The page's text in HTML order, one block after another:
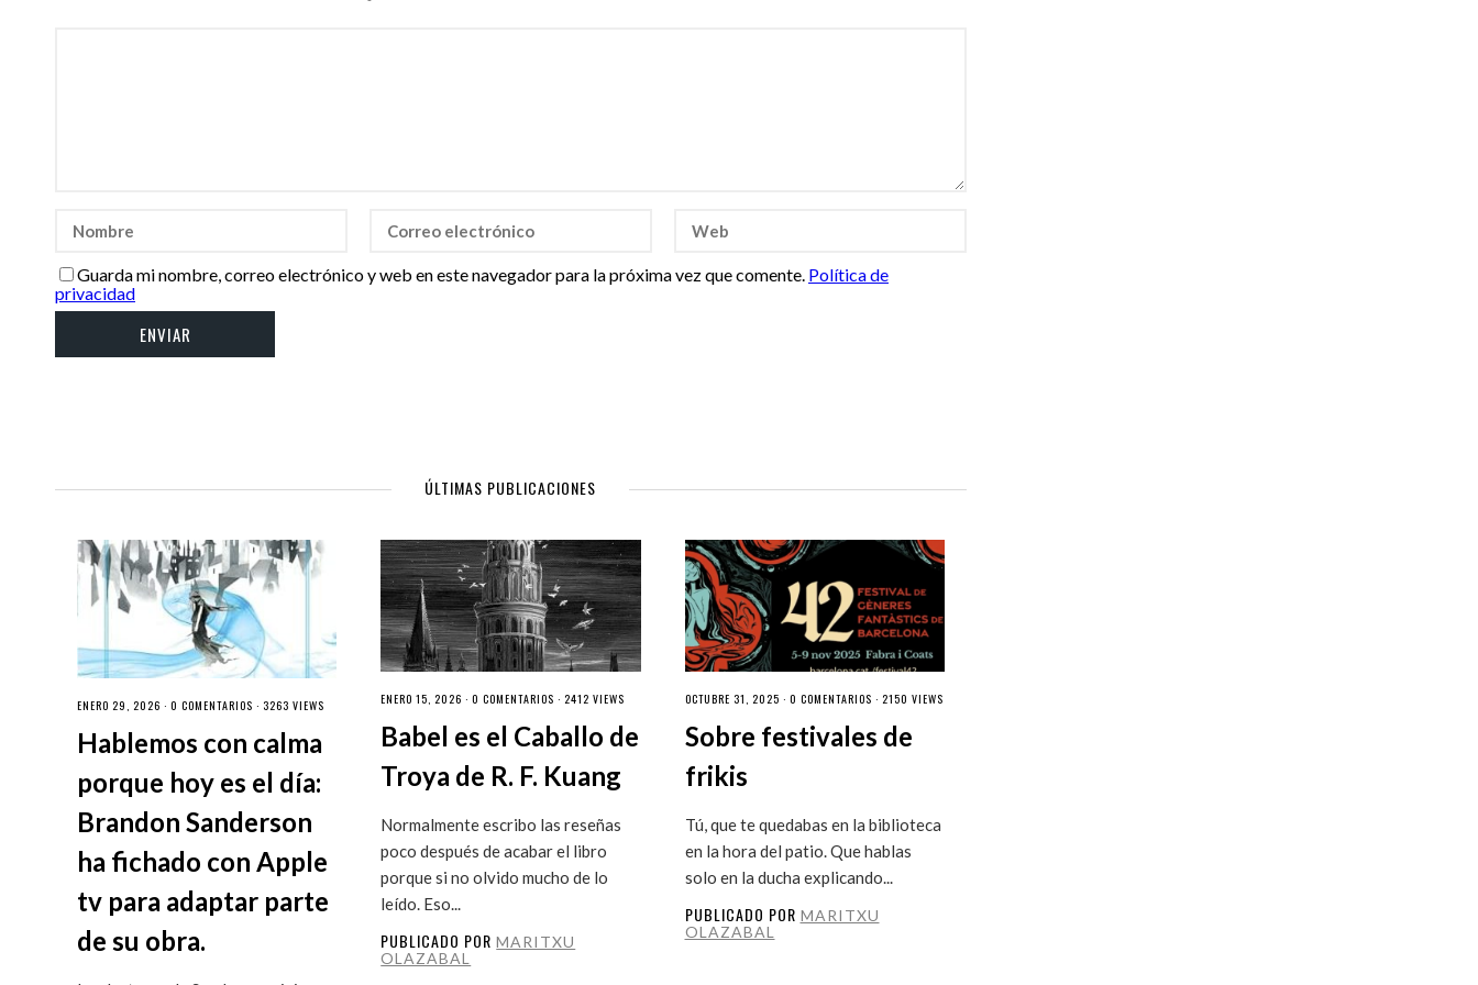
Guarda mi nombre, correo electrónico y web en este navegador para la próxima vez que comente. Política de
privacidad
ÚLTIMAS PUBLICACIONES
ENERO 29, 2026 · 0 COMENTARIOS · 3263 VIEWS
Hablemos con calma
porque hoy es el día:
Brandon Sanderson
ha fichado con Apple
tv para adaptar parte
de su obra.
ENERO 15, 2026 ·0 COMENTARIOS · 2412 VIEWS
Babel es el Caballo de
Troya de R. F. Kuang
Normalmente escribo las reseñas
poco después de acabar el libro
porque si no olvido mucho de lo
leído. Eso...
PUBLICADO PORMARITXU
OLAZABAL
OCTUBRE 31, 2025 · 0 COMENTARIOS · 2150 VIEWS
Sobre festivales de
frikis
Tú, que te quedabas en la biblioteca
en la hora del patio. Que hablas
solo en la ducha explicando...
PUBLICADO POR MARITXU
OLAZABAL